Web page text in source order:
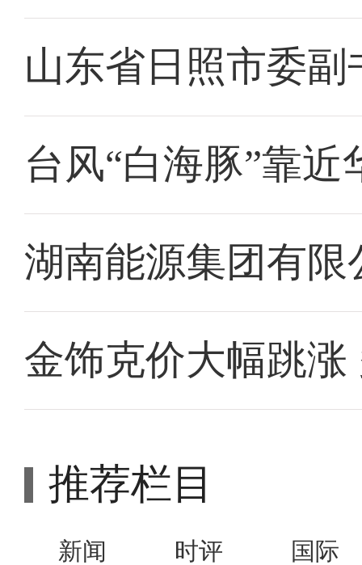
山东省日照市委
台风“白海豚”靠近
湖南能源集团有
金饰克价大幅跳
推荐栏目
新闻 时评
国际